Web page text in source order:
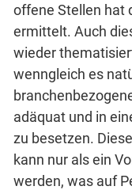
offene Stellen hat
ermittelt. Auch
wieder
wenngleich es
adäquat und in
zu besetzen.
kann nur als ein
werden, was auf